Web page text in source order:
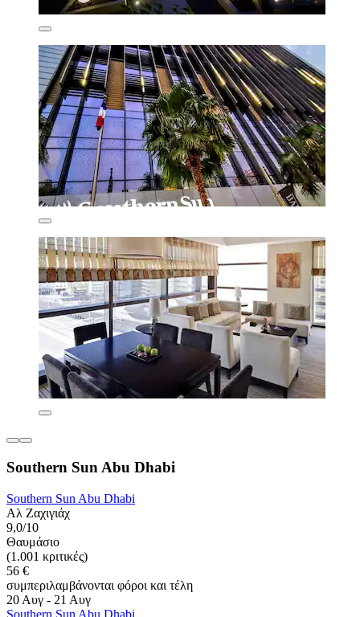
Southern Sun Abu Dhabi
Southern Sun Abu Dhabi
Αλ Ζαχιγιάχ
9,0/10
Θαυμάσιο
(1.001 κριτικές)
56 €
συμπεριλαμβάνονται φόροι και τέλη
20 Αυγ - 21 Αυγ
Southern Sun Abu Dhabi